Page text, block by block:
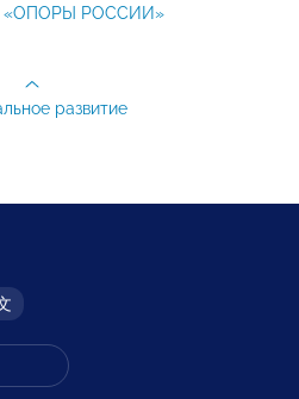
«ОПОРЫ РОССИИ»
развитие